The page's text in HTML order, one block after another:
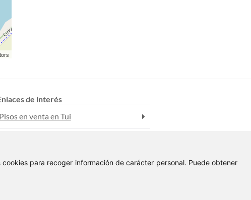
para recoger información de carácter personal. Puede obtener
de interés
Pisos en venta en Tui
en alquiler en Tui